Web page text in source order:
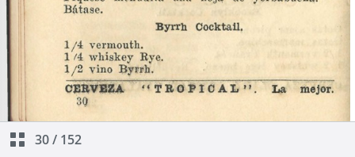
30/ 152